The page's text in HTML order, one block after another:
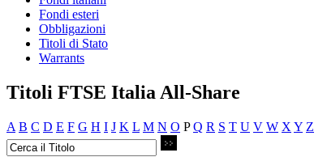
Fondi esteri
Obbligazioni
Titoli di Stato
Warrants
Titoli FTSE Italia All-Share
A B C D E F G H I J K L M N O PQ R S T U V W X Y Z